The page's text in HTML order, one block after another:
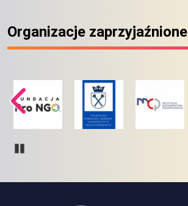
Organizacje zaprzyjaźnione